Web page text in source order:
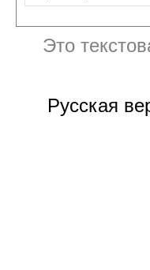
Это
Русская